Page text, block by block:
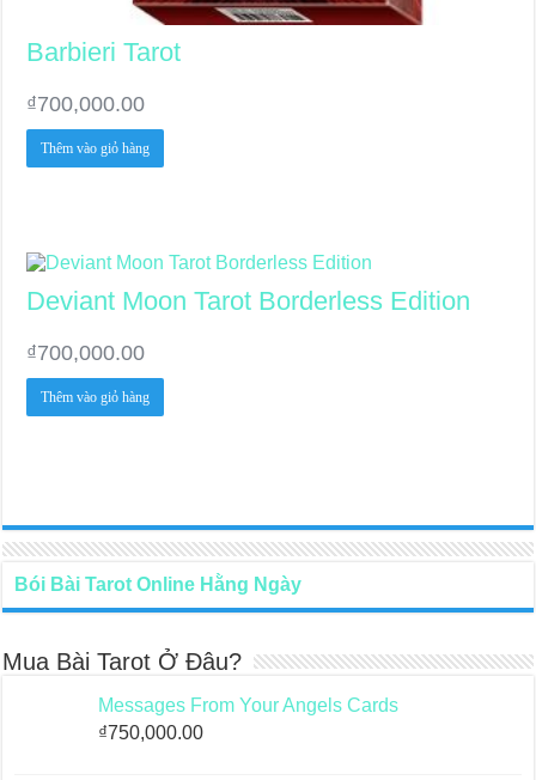
Barbieri Tarot
₫700,000.00
Thêm vào giỏ hàng
Deviant Moon Tarot Borderless Edition
₫700,000.00
Thêm vào giỏ hàng
Bói Bài Tarot Online Hằng Ngày
Mua Bài Tarot Ở Đâu?
Messages From Your Angels Cards
₫750,000.00